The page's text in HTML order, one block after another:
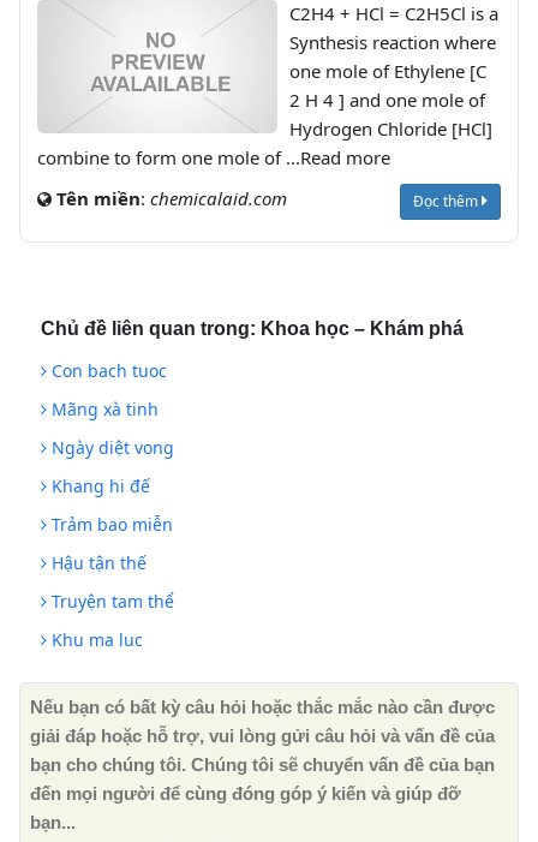
C2H4 + HCl = C2H5Cl is a
Synthesis reaction where
one mole of Ethylene [C
2 H 4 ] and one mole of
Hydrogen Chloride [HCl]
combine to form one mole of ...Read more
Tên miền: chemicalaid.com Đọc thêm
Chủ đề liên quan trong: Khoa học – Khám phá
Con bach tuoc
Mãng xà tinh
Ngày diệt vong
Khang hi đế
Trảm bao miễn
Hậu tận thế
Truyện tam thể
Khu ma luc
Nếu bạn có bất kỳ câu hỏi hoặc thắc mắc nào cần được
giải đáp hoặc hỗ trợ, vui lòng gửi câu hỏi và vấn đề của
bạn cho chúng tôi. Chúng tôi sẽ chuyển vấn đề của bạn
đến mọi người để cùng đóng góp ý kiến ​​và giúp đỡ
bạn...